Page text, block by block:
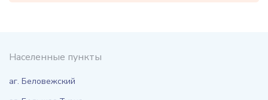
Населенные пункты
аг. Беловежский